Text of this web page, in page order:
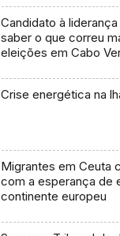
Candidato à
saber o que correu
eleições em Cabo
Crise energética na
Migrantes em Ceuta
com a esperança de
continente europeu